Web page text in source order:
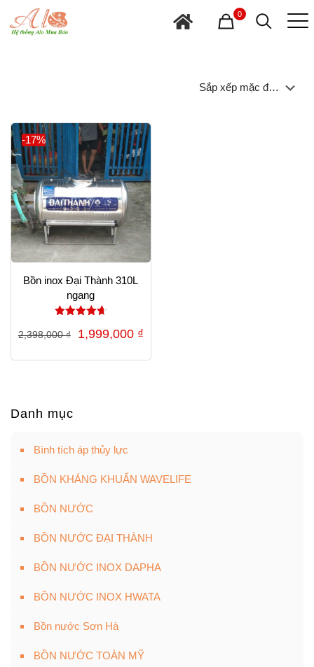
0
-17%
Bồn inox Đại Thành 310L
ngang
hạng
2,398,000₫
Giá
1,999,000 ₫Giá
Danh mục
Bình tích áp thủy lực
BỒN KHÁNG KHUẨN WAVELIFE
BỒN NƯỚC
BỒN NƯỚC ĐẠI THÀNH
BỒN NƯỚC INOX DAPHA
BỒN NƯỚC INOX HWATA
Bồn nước Sơn Hà
BỒN NƯỚC TOÀN MỸ